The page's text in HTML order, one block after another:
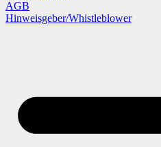
AGB
Hinweisgeber/Whistleblower